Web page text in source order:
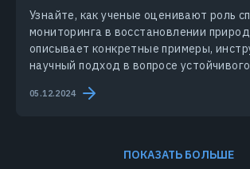
Узнайте, как ученые оценивают роль
мониторинга в восстановлении
описывает конкретные примеры,
научный подход в вопросе
05.12.2024
ПОКАЗАТЬ БОЛЬШЕ